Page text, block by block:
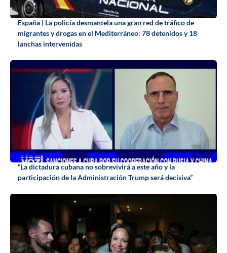
España | La policía desmantela una gran red de tráfico de
migrantes y drogas en el Mediterráneo: 78 detenidos y 18
lanchas intervenidas
“La dictadura cubana no sobrevivirá a este año y la
participación de la Administración Trump será decisiva”